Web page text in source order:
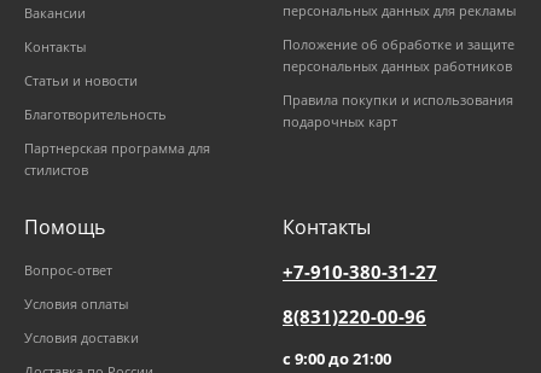
Вакансии
Контакты
Статьи и новости
Благотворительность
Партнерская программа для
стилистов
персональных данных для рекламы
Положение об обработке и защите
персональных данных работников
Правила покупки и использования
подарочных карт
Помощь
Вопрос-ответ
Условия оплаты
Условия доставки
Контакты
+7-910-380-31-27
8(831)220-00-96
с 9:00 до 21:00